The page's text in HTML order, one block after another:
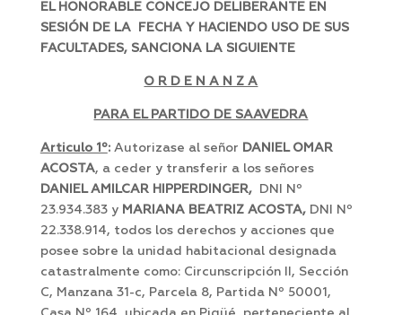
EL HONORABLE CONCEJO DELIBERANTE EN
SESIÓN DE LA FECHA Y HACIENDO USO DE SUS
FACULTADES, SANCIONA LA SIGUIENTE
O R D E N A N Z A
PARA EL PARTIDO DE SAAVEDRA
Articulo 1º:Autorizase al señor DANIEL OMAR
ACOSTA, a ceder y transferir a los señores
DANIEL AMILCAR HIPPERDINGER,DNI Nº
23.934.383 y MARIANA BEATRIZ ACOSTA,DNI Nº
22.338.914, todos los derechos y acciones que
posee sobre la unidad habitacional designada
catastralmente como: Circunscripción II, Sección
C, Manzana 31-c, Parcela 8, Partida Nº 50001,